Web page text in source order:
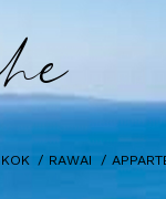
e
RAWAI